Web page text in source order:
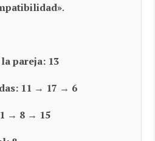
.
pareja: 13
11 → 17 → 6
→ 8 → 15